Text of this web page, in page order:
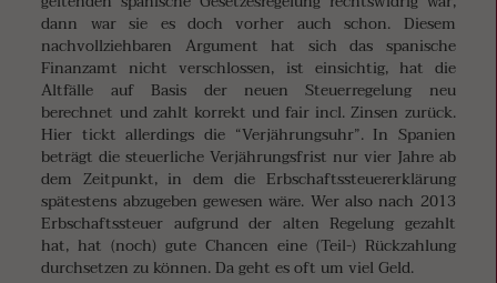
dann war sie es doch vorher auch schon. Diesem
nachvollziehbaren Argument hat sich das spanische
Finanzamt nicht verschlossen, ist einsichtig, hat die
Altfälle auf Basis der neuen Steuerregelung neu
berechnet und zahlt korrekt und fair incl. Zinsen zurück.
Hier tickt allerdings die “Verjährungsuhr”. In Spanien
beträgt die steuerliche Verjährungsfrist nur vier Jahre ab
dem Zeitpunkt, in dem die Erbschaftssteuererklärung
spätestens abzugeben gewesen wäre. Wer also nach 2013
Erbschaftssteuer aufgrund der alten Regelung gezahlt
hat, hat (noch) gute Chancen eine (Teil-) Rückzahlung
durchsetzen zu können. Da geht es oft um viel Geld.